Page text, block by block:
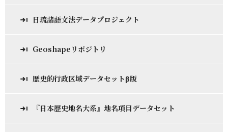
日琉諸語文法データプロジェクト
Geoshapeリポジトリ
歴史的行政区域データセットβ版
『日本歴史地名大系』地名項目データセット